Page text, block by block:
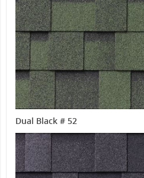
Dual Black # 52